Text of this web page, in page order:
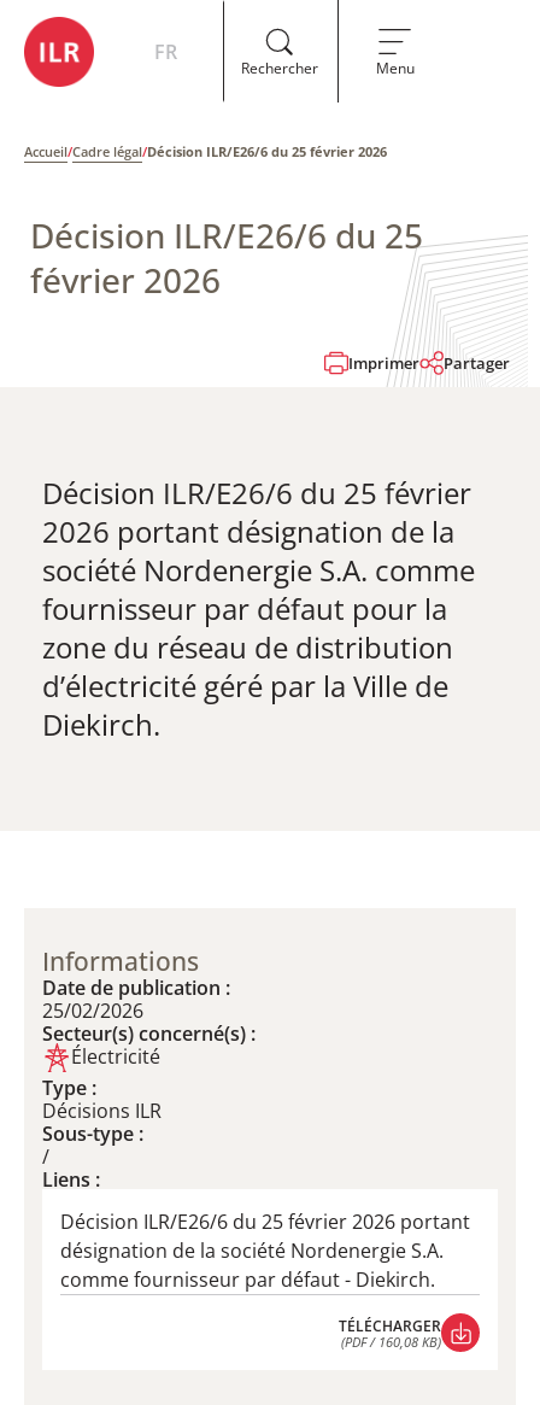
FR
Rechercher Menu
Accueil/Cadre légal/Décision ILR/E26/6 du 25 février 2026
Décision ILR/E26/6 du 25
février 2026
Imprimer Partager
Décision ILR/E26/6 du 25 février
2026 portant désignation de la
société Nordenergie S.A. comme
fournisseur par défaut pour la
zone du réseau de distribution
d’électricité géré par la Ville de
Diekirch.
Informations
Date de publication :
25/02/2026
Secteur(s) concerné(s) :
Électricité
Type :
Décisions ILR
Sous-type :
/
Liens :
Décision ILR/E26/6 du 25 février 2026 portant
désignation de la société Nordenergie S.A.
comme fournisseur par défaut - Diekirch.
TÉLÉCHARGER
(PDF / 160,08 KB)